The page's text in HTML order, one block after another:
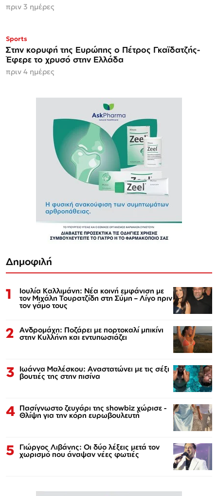
πριν 3 ημέρες
Sports
Στην κορυφή της Ευρώπης ο Πέτρος Γκαϊδατζής-
Έφερε το χρυσό στην Ελλάδα
πριν 4 ημέρες
Δημοφιλή
1 Ιουλία Καλλιμάνη: Νέα κοινή εμφάνιση με
τον Μιχάλη Τουρατζίδη στη Σύμη – Λίγο πριν
τον γάμο τους
2 Ανδρομάχη: Ποζάρει με πορτοκαλί μπικίνι
στην Κυλλήνη και εντυπωσιάζει
3 Ιωάννα Μαλέσκου: Αναστατώνει με τις σέξι
βουτιές της στην πισίνα
4 Πασίγνωστο ζευγάρι της showbiz χώρισε -
Θλίψη για την κόρη ευρωβουλευτή
5 Γιώργος Λιβάνης: Οι δύο λέξεις μετά τον
χωρισμό που άναψαν νέες φωτιές